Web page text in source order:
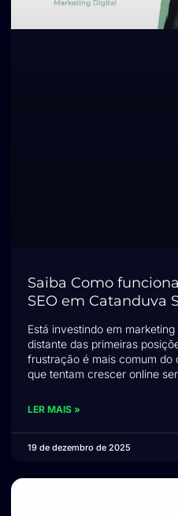
Saiba Como
SEO em Catanduva
Está investindo em
distante das primeiras
frustração é mais comum do
que tentam crescer online
LER MAIS »
19 de dezembro de 2025